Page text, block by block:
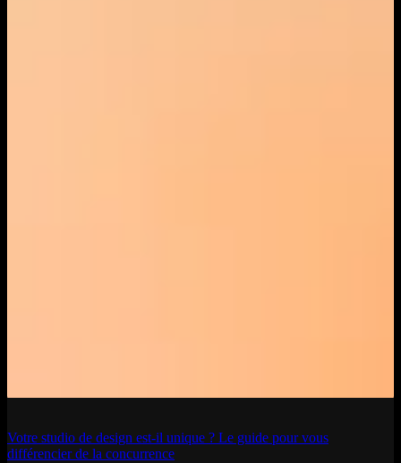
Votre studio de design est-il unique ? Le guide pour vous
différencier de la concurrence